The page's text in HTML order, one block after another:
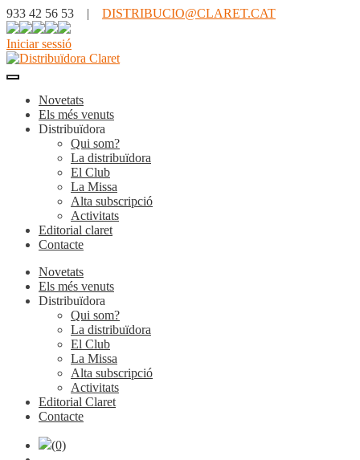
933 42 56 53 | DISTRIBUCIO@CLARET.CAT
Iniciar sessió
Novetats
Els més venuts
Distribuïdora
Qui som?
La distribuïdora
El Club
La Missa
Alta subscripció
Activitats
Editorial claret
Contacte
Novetats
Els més venuts
Distribuïdora
Qui som?
La distribuïdora
El Club
La Missa
Alta subscripció
Activitats
Editorial Claret
Contacte
(0)